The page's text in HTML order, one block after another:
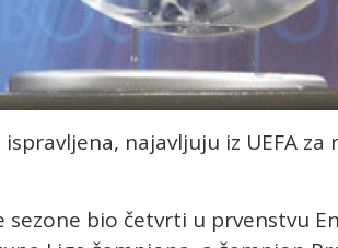
najavljuju iz UEFA za
sezone bio četvrti u prvenstvu